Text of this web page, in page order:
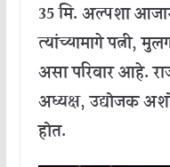
35 मि. अल्पशा
त्यांच्यामागे पत्नी,
असा परिवार आहे.
अध्यक्ष, उद्योजक
होत.